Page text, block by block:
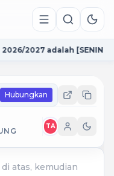
2027 adalah [SENIN 13
Hubungkan
TA